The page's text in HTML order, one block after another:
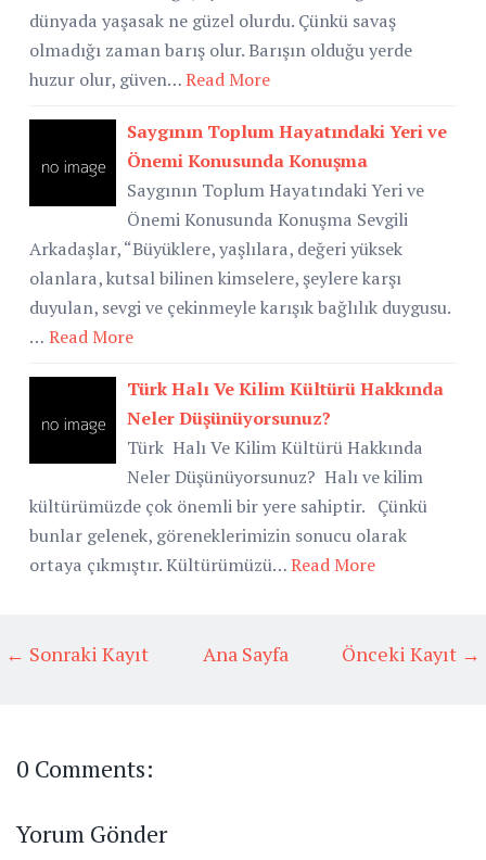
dünyada yaşasak ne güzel olurdu. Çünkü savaş
olmadığı zaman barış olur. Barışın olduğu yerde
huzur olur, güven…Read More
Saygının Toplum Hayatındaki Yeri ve
Önemi Konusunda Konuşma
Saygının Toplum Hayatındaki Yeri ve
Önemi Konusunda Konuşma Sevgili
Arkadaşlar, “Büyüklere, yaşlılara, değeri yüksek
olanlara, kutsal bilinen kimselere, şeylere karşı
duyulan, sevgi ve çekinmeyle karışık bağlılık duygusu.
… Read More
Türk Halı Ve Kilim Kültürü Hakkında
Neler Düşünüyorsunuz?
Türk Halı Ve Kilim Kültürü Hakkında
Neler Düşünüyorsunuz? Halı ve kilim
kültürümüzde çok önemli bir yere sahiptir. Çünkü
bunlar gelenek, göreneklerimizin sonucu olarak
ortaya çıkmıştır. Kültürümüzü…Read More
← Sonraki Kayıt Önceki Kayıt →
Ana Sayfa
0 Comments:
Yorum Gönder